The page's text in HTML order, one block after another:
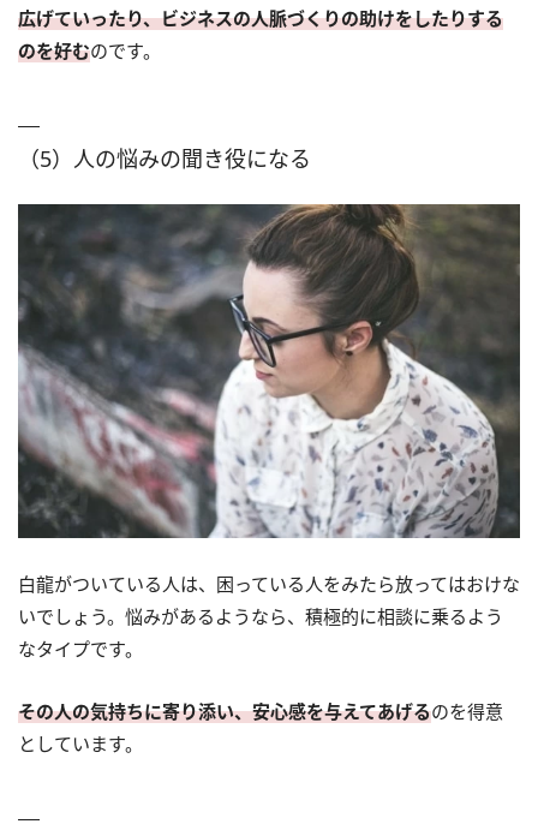
広げていったり、ビジネスの人脈づくりの助けをしたりする
のを好むのです。
（5）人の悩みの聞き役になる
白龍がついている人は、困っている人をみたら放ってはおけな
いでしょう。悩みがあるようなら、積極的に相談に乗るよう
なタイプです。
その人の気持ちに寄り添い、安心感を与えてあげるのを得意
としています。